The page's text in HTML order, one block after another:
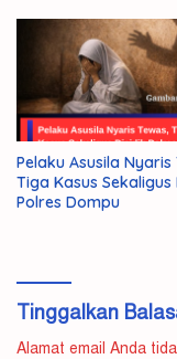
Pelaku Asusila Nyaris
Tiga Kasus Sekaligus
Polres Dompu
Tinggalkan
Alamat email Anda